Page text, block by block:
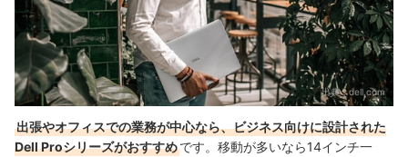
出典：dell.com
出張やオフィスでの業務が中心なら、ビジネス向けに設計された
Dell Proシリーズがおすすめです。移動が多いなら14インチ一